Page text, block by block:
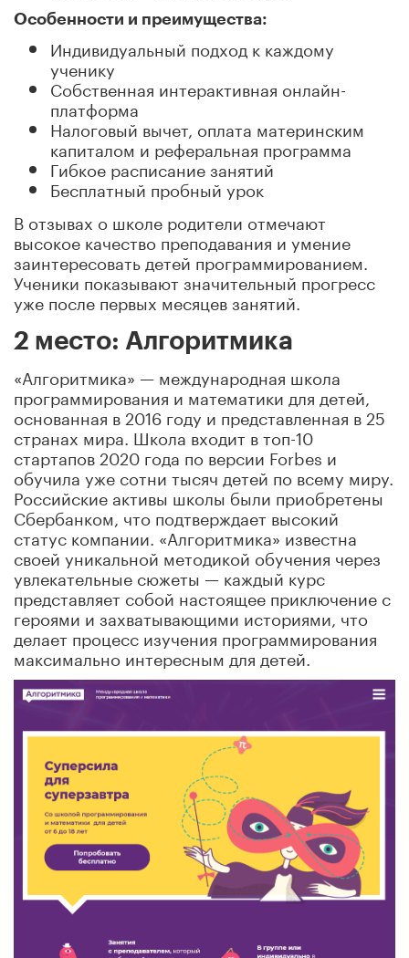
Особенности и преимущества:
Индивидуальный подход к каждому
ученику
Собственная интерактивная онлайн-
платформа
Налоговый вычет, оплата материнским
капиталом и реферальная программа
Гибкое расписание занятий
Бесплатный пробный урок
В отзывах о школе родители отмечают
высокое качество преподавания и умение
заинтересовать детей программированием.
Ученики показывают значительный прогресс
уже после первых месяцев занятий.
2 место: Алгоритмика
«Алгоритмика» — международная школа
программирования и математики для детей,
основанная в 2016 году и представленная в 25
странах мира. Школа входит в топ-10
стартапов 2020 года по версии Forbes и
обучила уже сотни тысяч детей по всему миру.
Российские активы школы были приобретены
Сбербанком, что подтверждает высокий
статус компании. «Алгоритмика» известна
своей уникальной методикой обучения через
увлекательные сюжеты — каждый курс
представляет собой настоящее приключение с
героями и захватывающими историями, что
делает процесс изучения программирования
максимально интересным для детей.